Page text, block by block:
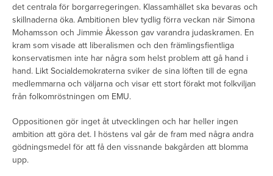
det centrala för borgarregeringen. Klassamhället ska bevaras och
skillnaderna öka. Ambitionen blev tydlig förra veckan när Simona
Mohamsson och Jimmie Åkesson gav varandra judaskramen. En
kram som visade att liberalismen och den främlingsfientliga
konservatismen inte har några som helst problem att gå hand i
hand. Likt Socialdemokraterna sviker de sina löften till de egna
medlemmarna och väljarna och visar ett stort förakt mot folkviljan
från folkomröstningen om EMU.
Oppositionen gör inget åt utvecklingen och har heller ingen
ambition att göra det. I höstens val går de fram med några andra
gödningsmedel för att få den vissnande bakgården att blomma
upp.